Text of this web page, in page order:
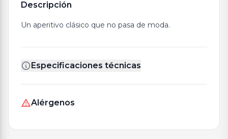
Descripción
Un aperitivo clásico que no pasa de moda.
Especificaciones técnicas
Alérgenos